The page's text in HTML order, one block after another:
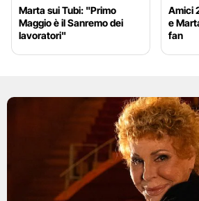
Marta sui Tubi: "Primo
Maggio è il Sanremo dei
lavoratori"
Amici
e
fan